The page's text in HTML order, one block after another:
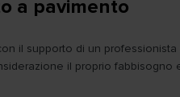
a pavimento
il supporto di un
il proprio